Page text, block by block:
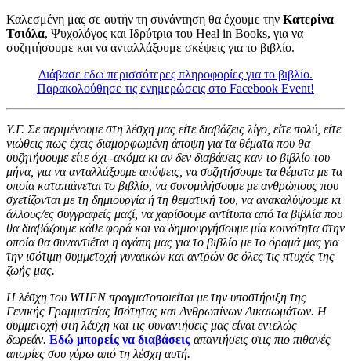
Καλεσμένη μας σε αυτήν τη συνάντηση θα έχουμε την Κατερίνα
Τσιόλα, Ψυχολόγος και Ιδρύτρια του Heal in Books, για να
συζητήσουμε και να ανταλλάξουμε σκέψεις για το βιβλίο.
Διάβασε εδω περισσότερες πληροφορίες για το βιβλίο.
Παρακολούθησε τις ενημερώσεις στο Facebook Event!
Υ.Γ. Σε περιμένουμε στη λέσχη μας είτε διαβάζεις λίγο, είτε πολύ, είτε
νιώθεις πως έχεις διαμορφωμένη άποψη για τα θέματα που θα
συζητήσουμε είτε όχι -ακόμα κι αν δεν διαβάσεις καν το βιβλίο του
μήνα, για να ανταλλάξουμε απόψεις, να συζητήσουμε τα θέματα με τα
οποία καταπιάνεται το βιβλίο, να συνομιλήσουμε με ανθρώπους που
σχετίζονται με τη δημιουργία ή τη θεματική του, να ανακαλύψουμε κι
άλλους/ες συγγραφείς μαζί, να χαρίσουμε αντίτυπα από τα βιβλία που
θα διαβάζουμε κάθε φορά και να δημιουργήσουμε μία κοινότητα στην
οποία θα συναντιέται η αγάπη μας για το βιβλίο με το όραμά μας για
την ισότιμη συμμετοχή γυναικών και αντρών σε όλες τις πτυχές της
ζωής μας.
Η λέσχη του WHEN πραγματοποιείται με την υποστήριξη της
Γενικής Γραμματείας Ισότητας και Ανθρωπίνων Δικαιωμάτων. Η
συμμετοχή στη λέσχη και τις συναντήσεις μας είναι εντελώς
δωρεάν. Εδώ μπορείς να διαβάσεις απαντήσεις στις πιο πιθανές
απορίες σου γύρω από τη λέσχη αυτή.